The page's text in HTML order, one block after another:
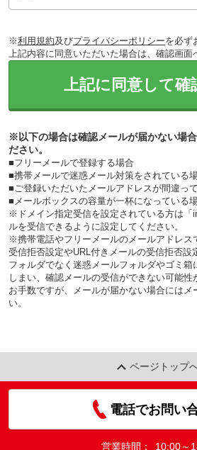
※利用規約及びプライバシーポリシーを必ず
上記内容に同意いただいた場合は、確認画面
上記に同意して確
※以下の場合は確認メールが届かない場
ださい。
■フリーメールで登録する場合
■携帯メールで迷惑メール対策をされている
■ご登録いただいたメールアドレスが間違っ
■メールボックスの容量が一杯になっている
※ドメイン指定受信を設定されている方は「
ルを受信できるように設定してください。
※携帯電話やフリーメールのメールアドレス
受信拒否設定やURL付きメールの受信拒否設
フォルダでなく迷惑メールフォルダやゴミ箱
しまい、確認メールの受信ができない可能性
お手数ですが、メールが届かない場合にはメ
い。
ページトップ
電話でお問い
営業時間： 10:00～